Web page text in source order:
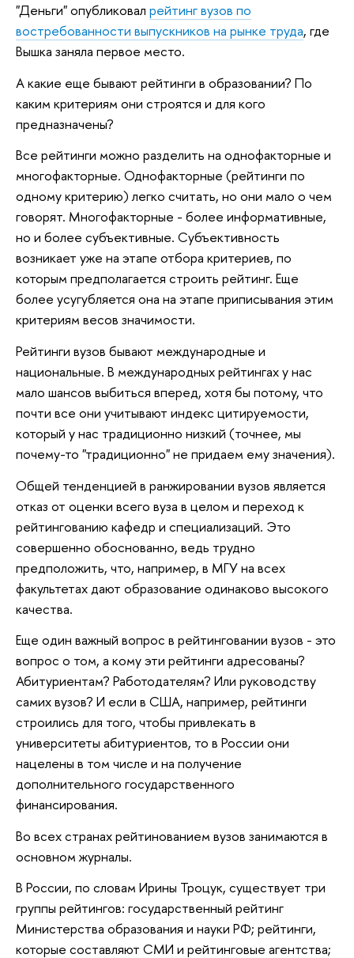
"Деньги" опубликовал рейтинг вузов по
востребованности выпускников на рынке труда, где
Вышка заняла первое место.
А какие еще бывают рейтинги в образовании? По
каким критериям они строятся и для кого
предназначены?
Все рейтинги можно разделить на однофакторные и
многофакторные. Однофакторные (рейтинги по
одному критерию) легко считать, но они мало о чем
говорят. Многофакторные - более информативные,
но и более субъективные. Субъективность
возникает уже на этапе отбора критериев, по
которым предполагается строить рейтинг. Еще
более усугубляется она на этапе приписывания этим
критериям весов значимости.
Рейтинги вузов бывают международные и
национальные. В международных рейтингах у нас
мало шансов выбиться вперед, хотя бы потому, что
почти все они учитывают индекс цитируемости,
который у нас традиционно низкий (точнее, мы
почему-то "традиционно" не придаем ему значения).
Общей тенденцией в ранжировании вузов является
отказ от оценки всего вуза в целом и переход к
рейтингованию кафедр и специализаций. Это
совершенно обоснованно, ведь трудно
предположить, что, например, в МГУ на всех
факультетах дают образование одинаково высокого
качества.
Еще один важный вопрос в рейтинговании вузов - это
вопрос о том, а кому эти рейтинги адресованы?
Абитуриентам? Работодателям? Или руководству
самих вузов? И если в США, например, рейтинги
строились для того, чтобы привлекать в
университеты абитуриентов, то в России они
нацелены в том числе и на получение
дополнительного государственного
финансирования.
Во всех странах рейтинованием вузов занимаются в
основном журналы.
В России, по словам Ирины Троцук, существует три
группы рейтингов: государственный рейтинг
Министерства образования и науки РФ; рейтинги,
которые составляют СМИ и рейтинговые агентства;